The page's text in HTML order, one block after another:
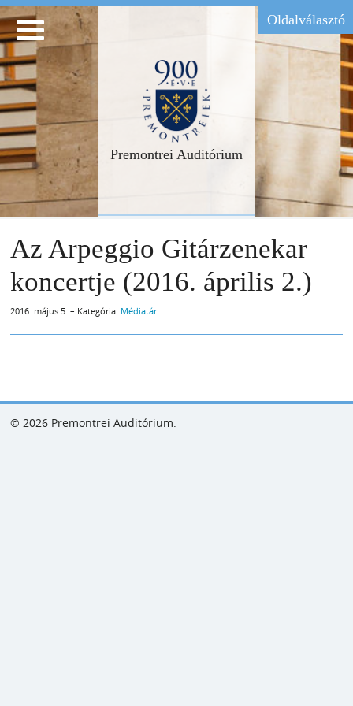
Oldalválasztó
Premontrei Auditórium
Az Arpeggio Gitárzenekar
koncertje (2016. április 2.)
2016. május 5. – Kategória: Médiatár
© 2026 Premontrei Auditórium.